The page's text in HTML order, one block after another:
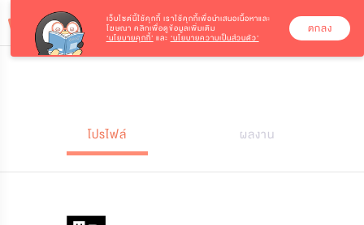
โปรไฟล์ ผลงาน
เว็บไซต์นี้ใช้คุกกี้ เราใช้คุกกี้เพื่อนำเสนอเนื้อหาและ
โฆษณา คลิกเพื่อดูข้อมูลเพิ่มเติม
‘นโยบายคุกกี้’ และ ‘นโยบายความเป็นส่วนตัว’
ตกลง